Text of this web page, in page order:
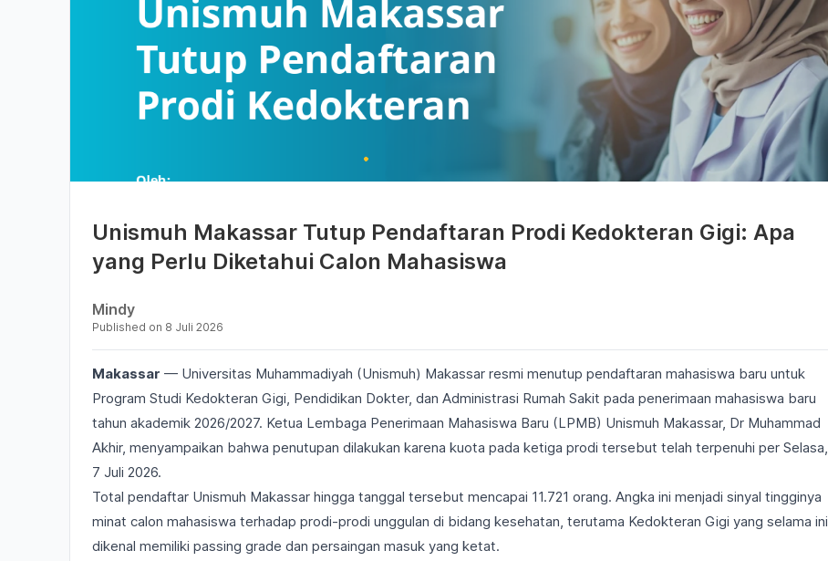
Unismuh Makassar Tutup Pendaftaran Prodi Kedokteran Gigi: Apa
yang Perlu Diketahui Calon Mahasiswa
Mindy
Published on 8 Juli 2026
Makassar — Universitas Muhammadiyah (Unismuh) Makassar resmi menutup pendaftaran mahasiswa baru untuk
Program Studi Kedokteran Gigi, Pendidikan Dokter, dan Administrasi Rumah Sakit pada penerimaan mahasiswa baru
tahun akademik 2026/2027. Ketua Lembaga Penerimaan Mahasiswa Baru (LPMB) Unismuh Makassar, Dr Muhammad
Akhir, menyampaikan bahwa penutupan dilakukan karena kuota pada ketiga prodi tersebut telah terpenuhi per Selasa,
7 Juli 2026.
Total pendaftar Unismuh Makassar hingga tanggal tersebut mencapai 11.721 orang. Angka ini menjadi sinyal tingginya
minat calon mahasiswa terhadap prodi-prodi unggulan di bidang kesehatan, terutama Kedokteran Gigi yang selama ini
dikenal memiliki passing grade dan persaingan masuk yang ketat.